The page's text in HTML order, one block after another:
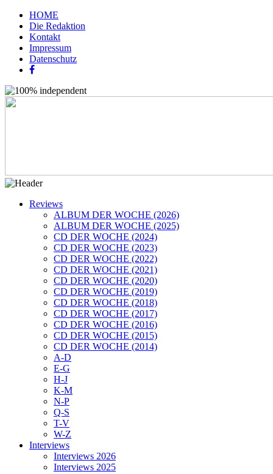
HOME
Die Redaktion
Kontakt
Impressum
Datenschutz
Reviews
ALBUM DER WOCHE (2026)
ALBUM DER WOCHE (2025)
CD DER WOCHE (2024)
CD DER WOCHE (2023)
CD DER WOCHE (2022)
CD DER WOCHE (2021)
CD DER WOCHE (2020)
CD DER WOCHE (2019)
CD DER WOCHE (2018)
CD DER WOCHE (2017)
CD DER WOCHE (2016)
CD DER WOCHE (2015)
CD DER WOCHE (2014)
A-D
E-G
H-J
K-M
N-P
Q-S
T-V
W-Z
Interviews
Interviews 2026
Interviews 2025